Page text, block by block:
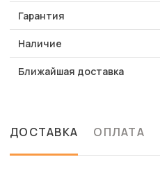
Гарантия
Наличие
Ближайшая доставка
ДОСТАВКА ОПЛАТА